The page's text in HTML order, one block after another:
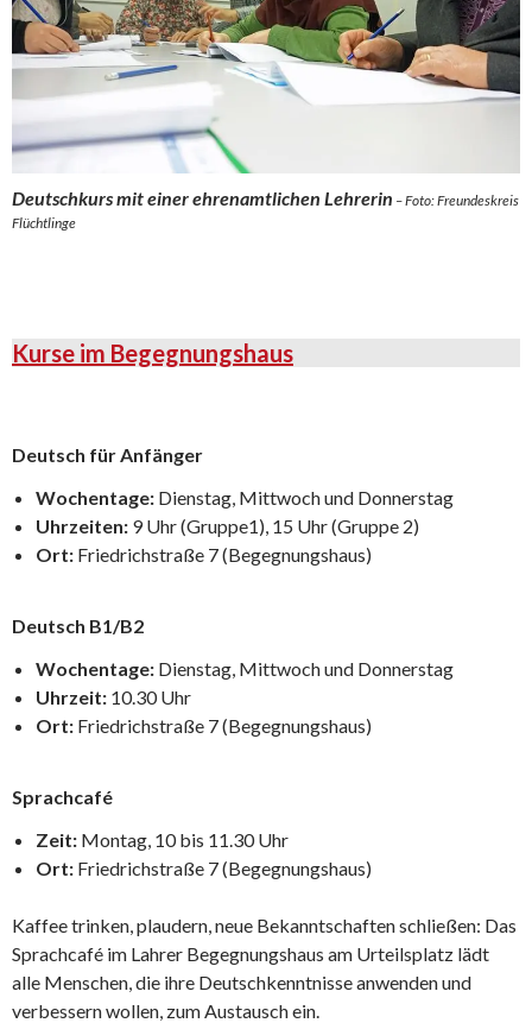
Deutschkurs mit einer ehrenamtlichen Lehrerin – Foto: Freundeskreis
Flüchtlinge
Kurse im Begegnungshaus
Deutsch für Anfänger
Wochentage: Dienstag, Mittwoch und Donnerstag
Uhrzeiten: 9 Uhr (Gruppe1), 15 Uhr (Gruppe 2)
Ort: Friedrichstraße 7 (Begegnungshaus)
Deutsch B1/B2
Wochentage: Dienstag, Mittwoch und Donnerstag
Uhrzeit: 10.30 Uhr
Ort: Friedrichstraße 7 (Begegnungshaus)
Sprachcafé
Zeit: Montag, 10 bis 11.30 Uhr
Ort: Friedrichstraße 7 (Begegnungshaus)
Kaffee trinken, plaudern, neue Bekanntschaften schließen: Das
Sprachcafé im Lahrer Begegnungshaus am Urteilsplatz lädt
alle Menschen, die ihre Deutschkenntnisse anwenden und
verbessern wollen, zum Austausch ein.